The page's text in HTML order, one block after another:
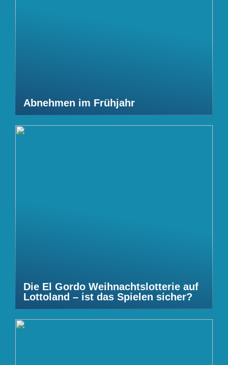
Abnehmen im Frühjahr
Die El Gordo Weihnachtslotterie auf
Lottoland – ist das Spielen sicher?